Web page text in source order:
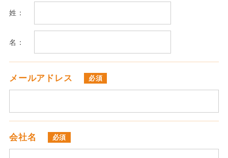
姓：
名：
メールアドレス 必須
会社名 必須